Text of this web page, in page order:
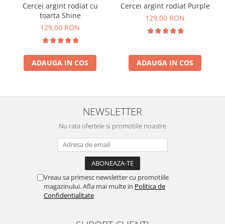
Cercei argint rodiat cu
toarta Shine
129,00 RON
ADAUGA IN COS
Cercei argint rodiat Purple
129,00 RON
ADAUGA IN COS
NEWSLETTER
Nu rata ofertele si promotiile noastre
Vreau sa primesc newsletter cu promotiile
magazinului. Afla mai multe in Politica de
Confidentialitate